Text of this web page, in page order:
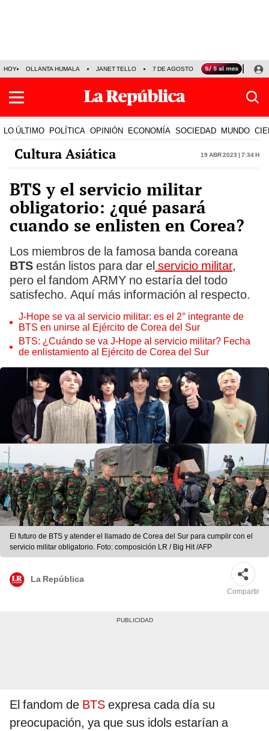
HOY OLLANTA HUMALA JANET TELLO 7 DE AGOSTO TINKA RESULTADOS
LO ÚLTIMO POLÍTICA OPINIÓN ECONOMÍA SOCIEDAD MUNDO
Cultura Asiática 19 Abr 2023 | 7:34 h
BTS y el servicio militar
obligatorio: ¿qué pasará
cuando se enlisten en Corea?
Los miembros de la famosa banda coreana
BTS están listos para dar el servicio militar,
pero el fandom ARMY no estaría del todo
satisfecho. Aquí más información al respecto.
J-Hope se va al servicio militar: es el 2° integrante de
BTS en unirse al Ejército de Corea del Sur
BTS: ¿Cuándo se va J-Hope al servicio militar? Fecha
de enlistamiento al Ejército de Corea del Sur
El futuro de BTS y atender el llamado de Corea del Sur para cumplir con el
servicio militar obligatorio. Foto: composición LR / Big Hit /AFP
La República
Compartir
El fandom de BTS expresa cada día su
preocupación, ya que sus idols estarían a